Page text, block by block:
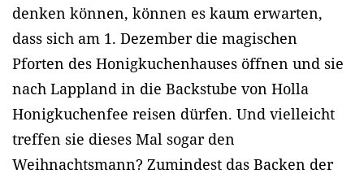
denken können, können es kaum erwarten,
dass sich am 1. Dezember die magischen
Pforten des Honigkuchenhauses öffnen und sie
nach Lappland in die Backstube von Holla
Honigkuchenfee reisen dürfen. Und vielleicht
treffen sie dieses Mal sogar den
Weihnachtsmann? Zumindest das Backen der